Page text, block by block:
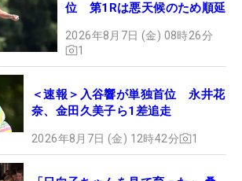
位 第1Rは悪天候のため順延
2026年8月7日 (金) 08時26分
1
＜速報＞入谷響が単独首位 永井花
奈、金田久美子ら1差追走
2026年8月7日 (金) 12時42分 1